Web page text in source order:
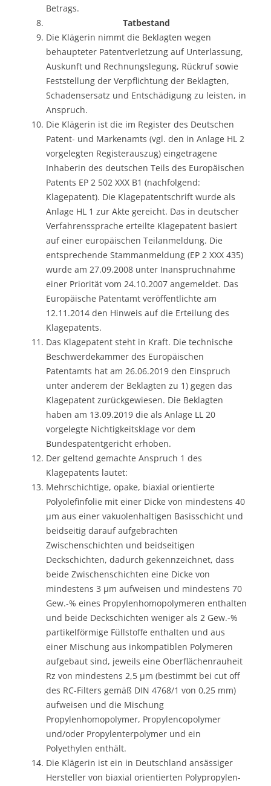
Betrags.
Tatbestand
Die Klägerin nimmt die Beklagten wegen
behaupteter Patentverletzung auf Unterlassung,
Auskunft und Rechnungslegung, Rückruf sowie
Feststellung der Verpflichtung der Beklagten,
Schadensersatz und Entschädigung zu leisten, in
Anspruch.
Die Klägerin ist die im Register des Deutschen
Patent- und Markenamts (vgl. den in Anlage HL 2
vorgelegten Registerauszug) eingetragene
Inhaberin des deutschen Teils des Europäischen
Patents EP 2 502 XXX B1 (nachfolgend:
Klagepatent). Die Klagepatentschrift wurde als
Anlage HL 1 zur Akte gereicht. Das in deutscher
Verfahrenssprache erteilte Klagepatent basiert
auf einer europäischen Teilanmeldung. Die
entsprechende Stammanmeldung (EP 2 XXX 435)
wurde am 27.09.2008 unter Inanspruchnahme
einer Priorität vom 24.10.2007 angemeldet. Das
Europäische Patentamt veröffentlichte am
12.11.2014 den Hinweis auf die Erteilung des
Klagepatents.
Das Klagepatent steht in Kraft. Die technische
Beschwerdekammer des Europäischen
Patentamts hat am 26.06.2019 den Einspruch
unter anderem der Beklagten zu 1) gegen das
Klagepatent zurückgewiesen. Die Beklagten
haben am 13.09.2019 die als Anlage LL 20
vorgelegte Nichtigkeitsklage vor dem
Bundespatentgericht erhoben.
Der geltend gemachte Anspruch 1 des
Klagepatents lautet:
Mehrschichtige, opake, biaxial orientierte
Polyolefinfolie mit einer Dicke von mindestens 40
μm aus einer vakuolenhaltigen Basisschicht und
beidseitig darauf aufgebrachten
Zwischenschichten und beidseitigen
Deckschichten, dadurch gekennzeichnet, dass
beide Zwischenschichten eine Dicke von
mindestens 3 μm aufweisen und mindestens 70
Gew.-% eines Propylenhomopolymeren enthalten
und beide Deckschichten weniger als 2 Gew.-%
partikelförmige Füllstoffe enthalten und aus
einer Mischung aus inkompatiblen Polymeren
aufgebaut sind, jeweils eine Oberflächenrauheit
Rz von mindestens 2,5 μm (bestimmt bei cut off
des RC-Filters gemäß DIN 4768/1 von 0,25 mm)
aufweisen und die Mischung
Propylenhomopolymer, Propylencopolymer
und/oder Propylenterpolymer und ein
Polyethylen enthält.
Die Klägerin ist ein in Deutschland ansässiger
Hersteller von biaxial orientierten Polypropylen-